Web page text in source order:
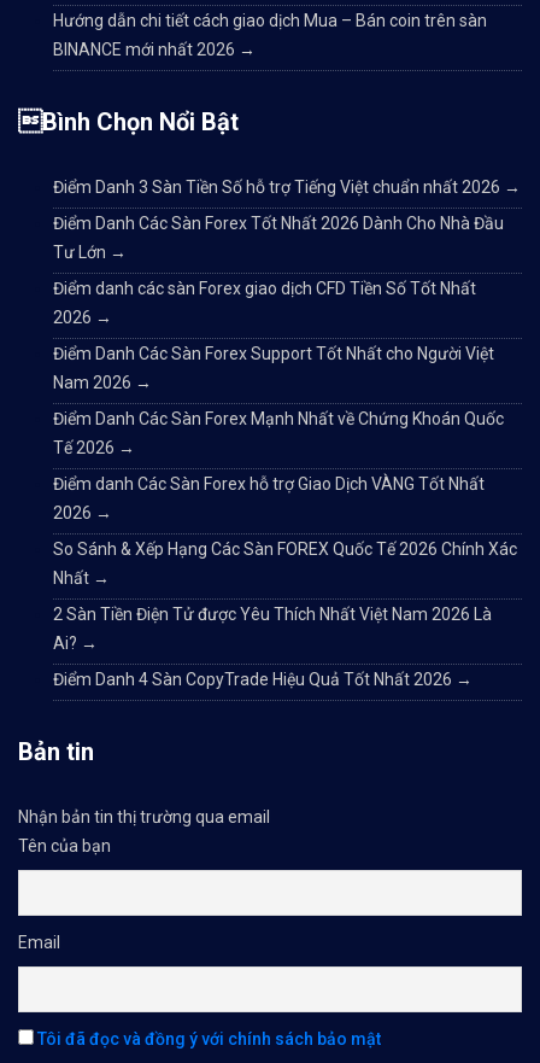
Hướng dẫn chi tiết cách giao dịch Mua – Bán coin trên sàn
BINANCE mới nhất 2026 →
Bình Chọn Nổi Bật
Điểm Danh 3 Sàn Tiền Số hỗ trợ Tiếng Việt chuẩn nhất 2026 →
Điểm Danh Các Sàn Forex Tốt Nhất 2026 Dành Cho Nhà Đầu
Tư Lớn →
Điểm danh các sàn Forex giao dịch CFD Tiền Số Tốt Nhất
2026 →
Điểm Danh Các Sàn Forex Support Tốt Nhất cho Người Việt
Nam 2026 →
Điểm Danh Các Sàn Forex Mạnh Nhất về Chứng Khoán Quốc
Tế 2026 →
Điểm danh Các Sàn Forex hỗ trợ Giao Dịch VÀNG Tốt Nhất
2026 →
So Sánh & Xếp Hạng Các Sàn FOREX Quốc Tế 2026 Chính Xác
Nhất →
2 Sàn Tiền Điện Tử được Yêu Thích Nhất Việt Nam 2026 Là
Ai? →
Điểm Danh 4 Sàn CopyTrade Hiệu Quả Tốt Nhất 2026 →
Bản tin
Nhận bản tin thị trường qua email
Tên của bạn
Email
Tôi đã đọc và đồng ý với chính sách bảo mật